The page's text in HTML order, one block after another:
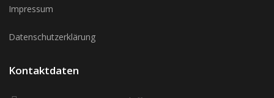
Impressum
Datenschutzerklärung
Kontaktdaten